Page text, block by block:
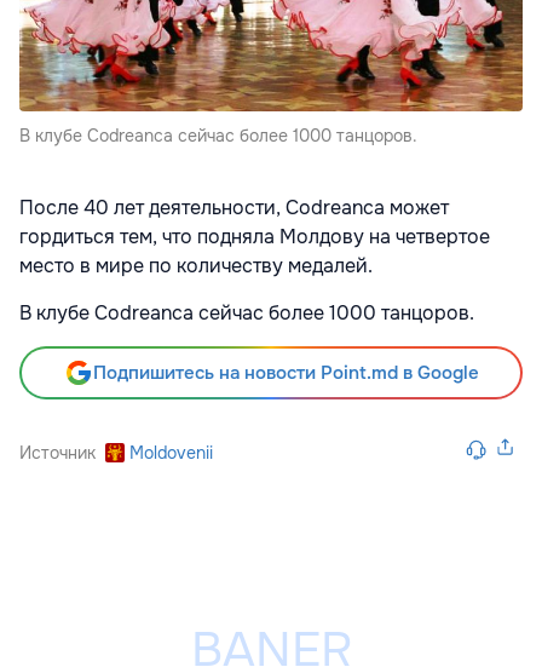
В клубе Codreanca сейчас более 1000 танцоров.
После 40 лет деятельности, Codreanca может
гордиться тем, что подняла Молдову на четвертое
место в мире по количеству медалей.
В клубе Codreanca сейчас более 1000 танцоров.
Подпишитесь на новости Point.md в Google
Источник Moldovenii